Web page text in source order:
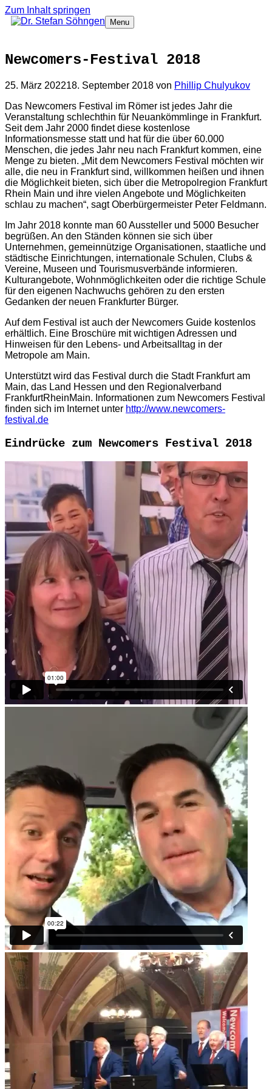
Zum Inhalt springen
Menu
Newcomers-Festival 2018
25. März 202218. September 2018 von Phillip Chulyukov
Das Newcomers Festival im Römer ist jedes Jahr die
Veranstaltung schlechthin für Neuankömmlinge in Frankfurt.
Seit dem Jahr 2000 findet diese kostenlose
Informationsmesse statt und hat für die über 60.000
Menschen, die jedes Jahr neu nach Frankfurt kommen, eine
Menge zu bieten. „Mit dem Newcomers Festival möchten wir
alle, die neu in Frankfurt sind, willkommen heißen und ihnen
die Möglichkeit bieten, sich über die Metropolregion Frankfurt
Rhein Main und ihre vielen Angebote und Möglichkeiten
schlau zu machen“, sagt Oberbürgermeister Peter Feldmann.
Im Jahr 2018 konnte man 60 Aussteller und 5000 Besucher
begrüßen. An den Ständen können sie sich über
Unternehmen, gemeinnützige Organisationen, staatliche und
städtische Einrichtungen, internationale Schulen, Clubs &
Vereine, Museen und Tourismusverbände informieren.
Kulturangebote, Wohnmöglichkeiten oder die richtige Schule
für den eigenen Nachwuchs gehören zu den ersten
Gedanken der neuen Frankfurter Bürger.
Auf dem Festival ist auch der Newcomers Guide kostenlos
erhältlich. Eine Broschüre mit wichtigen Adressen und
Hinweisen für den Lebens- und Arbeitsalltag in der
Metropole am Main.
Unterstützt wird das Festival durch die Stadt Frankfurt am
Main, das Land Hessen und den Regionalverband
FrankfurtRheinMain. Informationen zum Newcomers Festival
finden sich im Internet unter http://www.newcomers-
festival.de
Eindrücke zum Newcomers Festival 2018